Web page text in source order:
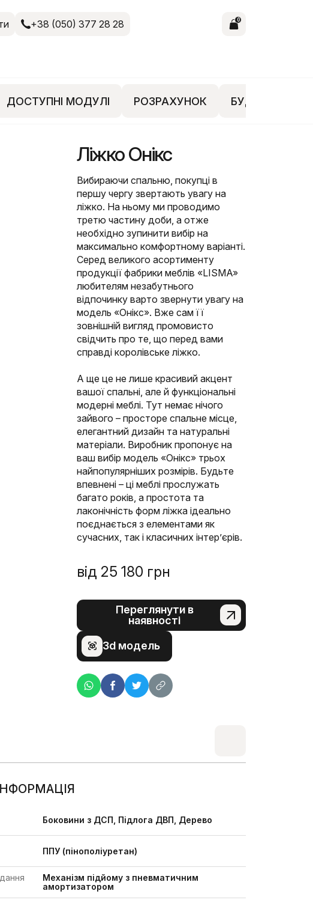
+38 (050) 377 28 28 0
ДОСТУПНІ МОДУЛІ РОЗРАХУНОК БУДЕ ЦІКАВО
Ліжко Онікс
Вибираючи спальню, покупці в
першу чергу звертають увагу на
ліжко. На ньому ми проводимо
третю частину доби, а отже
необхідно зупинити вибір на
максимально комфортному варіанті.
Серед великого асортименту
продукції фабрики меблів «LISMA»
любителям незабутнього
відпочинку варто звернути увагу на
модель «Онікс». Вже сам її
зовнішній вигляд промовисто
свідчить про те, що перед вами
справді королівське ліжко.
А ще це не лише красивий акцент
вашої спальні, але й функціональні
модерні меблі. Тут немає нічого
зайвого – просторе спальне місце,
елегантний дизайн та натуральні
матеріали. Виробник пропонує на
ваш вибір модель «Онікс» трьох
найпопулярніших розмірів. Будьте
впевнені – ці меблі прослужать
багато років, а простота та
лаконічність форм ліжка ідеально
поєднається з елементами як
сучасних, так і класичних інтер’єрів.
від 25 180 грн
Переглянути в
наявності
Зd модель
Боковини з ДСП, Підлога ДВП, Дерево
ППУ (пінополіуретан)
Механізм підйому з пневматичним
амортизатором